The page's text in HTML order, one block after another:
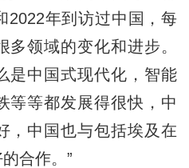
2022年到访过中国，每
领域的变化和进步。
是中国式现代化，智能
等等都发展得很快，中
，中国也与包括埃及在
合作。”